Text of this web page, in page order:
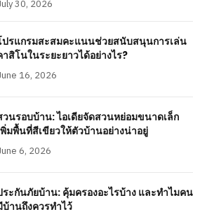
30, 2026
ปรแกรมสะสมคะแนนช่วยสนับสนุนการเล่น
าสิโนในระยะยาวได้อย่างไร?
16, 2026
วนรอบบ้าน: ไอเดียจัดสวนหย่อมขนาดเล็ก
พิ่มพื้นที่สีเขียวให้ตัวบ้านอย่างน่าอยู่
6, 2026
ระกันภัยบ้าน: คุ้มครองอะไรบ้าง และทำไมคน
บ้านถึงควรทำไว้